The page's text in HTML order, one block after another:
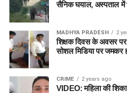
सैनिक घयाल, अस्पताल में
MADHYA PRADESH 2
शिक्षक दिवस के अवसर पर
सोशल मिडिया पर जमकर
CRIME 2 years ago
VIDEO: महिला की